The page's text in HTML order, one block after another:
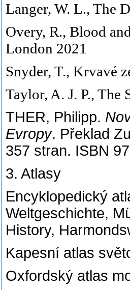
Langer, W. L., The
Overy, R., Blood
London 2021
Snyder, T., Krvavé
Taylor, A. J. P.,
THER, Philipp.
Evropy. Překlad
357 stran. ISBN
3. Atlasy
Encyklopedický
Weltgeschichte,
History,
Kapesní atlas
Oxfordský atlas